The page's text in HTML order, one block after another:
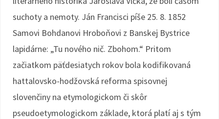
suchoty a nemoty. Ján Francisci píše 25. 8. 1852
Samovi Bohdanovi Hroboňovi z Banskej Bystrice
lapidárne: „Tu nového nič. Zbohom.“ Pritom
začiatkom päťdesiatych rokov bola kodifikovaná
hattalovsko-hodžovská reforma spisovnej
slovenčiny na etymologickom či skôr
pseudoetymologickom základe, ktorá platí aj s tým